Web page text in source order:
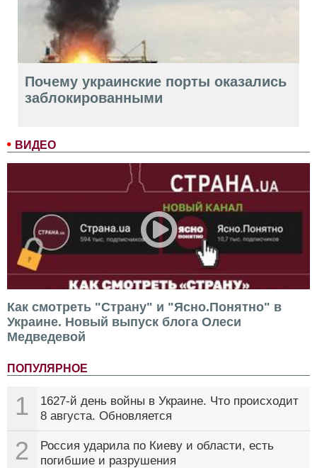
ВИДЕО
Как смотреть "Страну" и "Ясно.Понятно" в
Украине. Новый выпуск блога Олеси
Медведевой
ПОПУЛЯРНОЕ
1
1627-й день войны в Украине. Что происходит
8 августа. Обновляется
2
Россия ударила по Киеву и области, есть
погибшие и разрушения
Почему украинские порты оказались
заблокированными